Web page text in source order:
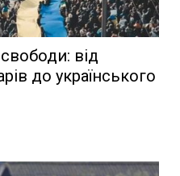
свободи: від
до українського